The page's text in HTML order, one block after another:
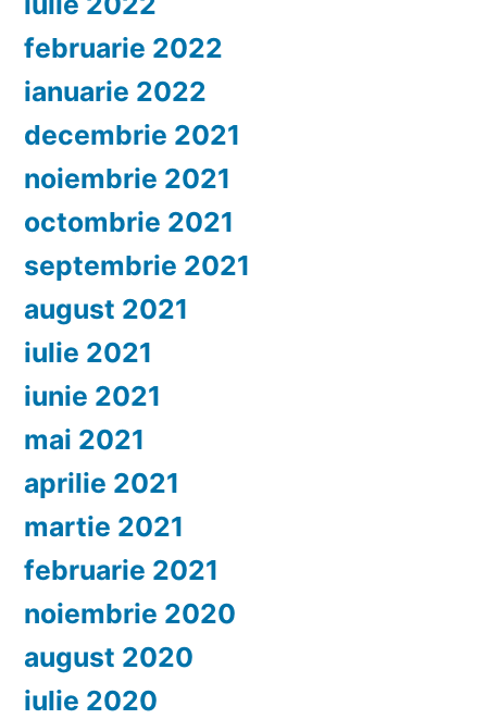
februarie 2022
ianuarie 2022
decembrie 2021
noiembrie 2021
octombrie 2021
septembrie 2021
august 2021
iulie 2021
iunie 2021
mai 2021
aprilie 2021
martie 2021
februarie 2021
noiembrie 2020
august 2020
iulie 2020